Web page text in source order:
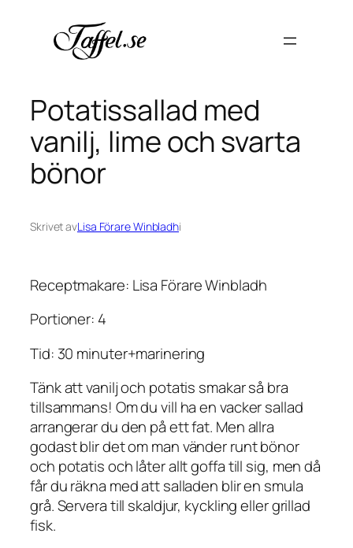
innehåll
Potatissallad med
vanilj, lime och svarta
bönor
Skrivet avLisa Förare Winbladhi
Receptmakare: Lisa Förare Winbladh
Portioner: 4
Tid: 30 minuter+marinering
Tänk att vanilj och potatis smakar så bra
tillsammans! Om du vill ha en vacker sallad
arrangerar du den på ett fat. Men allra
godast blir det om man vänder runt bönor
och potatis och låter allt goffa till sig, men då
får du räkna med att salladen blir en smula
grå. Servera till skaldjur, kyckling eller grillad
fisk.